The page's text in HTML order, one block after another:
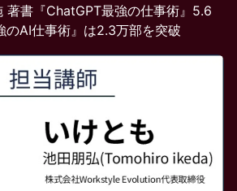
著書『ChatGPT最強の仕事術』5.6
のAI仕事術』は2.3万部を突破